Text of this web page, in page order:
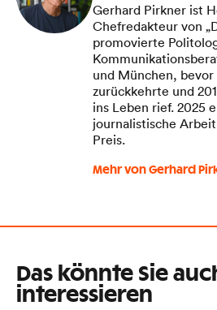
Gerhard Pirkner ist
Chefredakteur von
promovierte
und München, bevor
zurückkehrte und
ins Leben rief. 2025
journalistische
Preis.
Mehr von Gerhard
Das könnte Sie
interessieren